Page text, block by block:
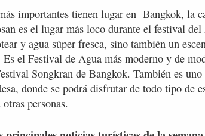
importantes tienen lugar en Bangkok, la
es el lugar más loco durante el festival
y agua súper fresca, sino también un
Es el Festival de Agua más moderno y de
Songkran de Bangkok. También es
donde se podrá disfrutar de todo tipo de
personas.